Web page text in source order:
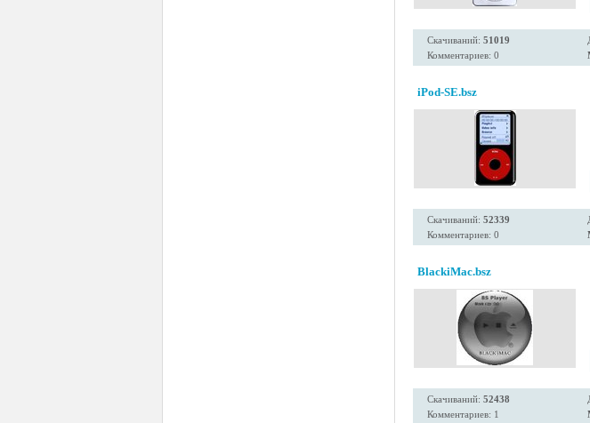
Скачиваний: 51019
Комментариев: 0
iPod-SE.bsz
Скачиваний: 52339
Комментариев: 0
BlackiMac.bsz
Скачиваний: 52438
Комментариев: 1